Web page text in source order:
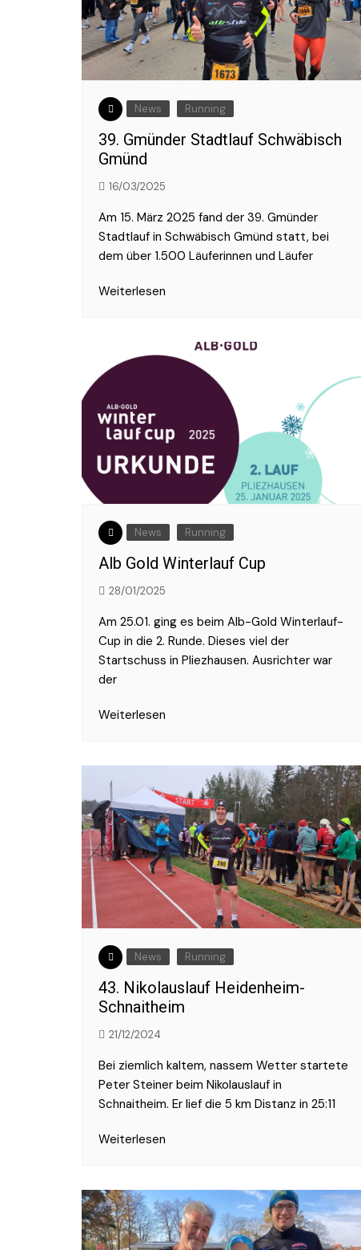
2017
2016
News Running
39. Gmünder Stadtlauf Schwäbisch
Gmünd
16/03/2025
Am 15. März 2025 fand der 39. Gmünder
Stadtlauf in Schwäbisch Gmünd statt, bei
dem über 1.500 Läuferinnen und Läufer
Weiterlesen
News Running
Alb Gold Winterlauf Cup
28/01/2025
Am 25.01. ging es beim Alb-Gold Winterlauf-
Cup in die 2. Runde. Dieses viel der
Startschuss in Pliezhausen. Ausrichter war
der
Weiterlesen
News Running
43. Nikolauslauf Heidenheim-
Schnaitheim
21/12/2024
Bei ziemlich kaltem, nassem Wetter startete
Peter Steiner beim Nikolauslauf in
Schnaitheim. Er lief die 5 km Distanz in 25:11
Weiterlesen